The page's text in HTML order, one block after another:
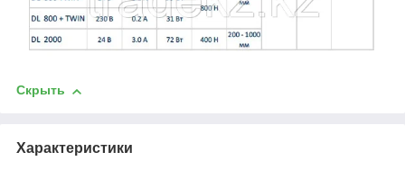
Скрыть
Характеристики